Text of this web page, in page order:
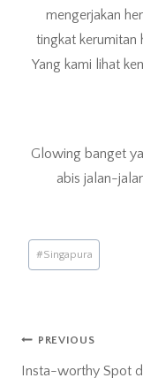
mengerjakan
tingkat kerumitan
Yang kami lihat
Glowing banget
abis jalan-
Post
Tags:
#Singapura
Post
PREVIOUS
Insta-worthy Spot